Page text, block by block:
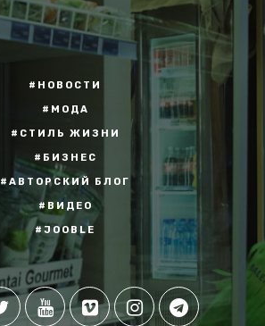
#НОВОСТИ
#МОДА
#СТИЛЬ ЖИЗНИ
#БИЗНЕС
#АВТОРСКИЙ БЛОГ
#ВИДЕО
#JOOBLE